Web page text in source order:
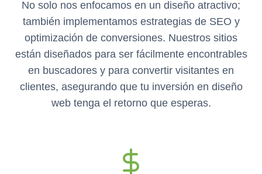
No solo nos enfocamos en un diseño atractivo;
también implementamos estrategias de SEO y
optimización de conversiones. Nuestros sitios
están diseñados para ser fácilmente encontrables
en buscadores y para convertir visitantes en
clientes, asegurando que tu inversión en diseño
web tenga el retorno que esperas.